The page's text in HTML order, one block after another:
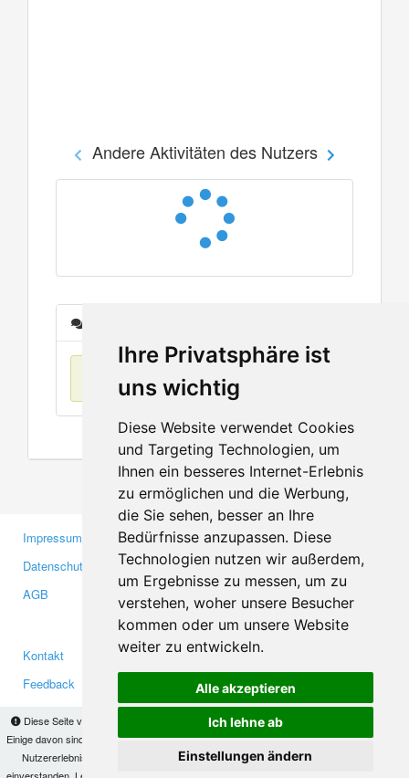
Ihre Privatsphäre ist
uns wichtig
Diese Website verwendet Cookies
und Targeting Technologien, um
Ihnen ein besseres Internet-Erlebnis
zu ermöglichen und die Werbung,
die Sie sehen, besser an Ihre
Bedürfnisse anzupassen. Diese
Technologien nutzen wir außerdem,
um Ergebnisse zu messen, um zu
verstehen, woher unsere Besucher
kommen oder um unsere Website
weiter zu entwickeln.
Alle akzeptieren
Ich lehne ab
Einstellungen ändern
Diese Seite verwendet Cookies, um Informationen auf Ihrem Computer zu speichern.
Einige davon sind notwendig, damit unsere Seite funktioniert, andere helfen uns dabei, das
Nutzererlebnis zu verbessern. Mit der Nutzung dieser Seite erklären Sie sich damit
Andere Aktivitäten des Nutzers
Keine Einträge
Impressum
Datenschutzerklärung
AGB
Gewerbetreibende
Investoren
Medien
Kontakt
Feedback
Facebook
Twitter
YouTube
Google+